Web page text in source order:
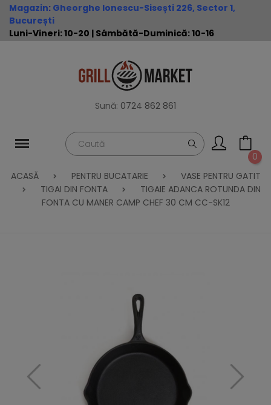
Magazin: Gheorghe Ionescu-Sisești 226, Sector 1,
București
Luni-Vineri: 10-20 | Sâmbătă-Duminică: 10-16
Sună: 0724 862 861
0
ACASĂ
PENTRU BUCATARIE
VASE PENTRU GATIT
TIGAI DIN FONTA
TIGAIE ADANCA ROTUNDA DIN
FONTA CU MANER CAMP CHEF 30 CM CC-SK12